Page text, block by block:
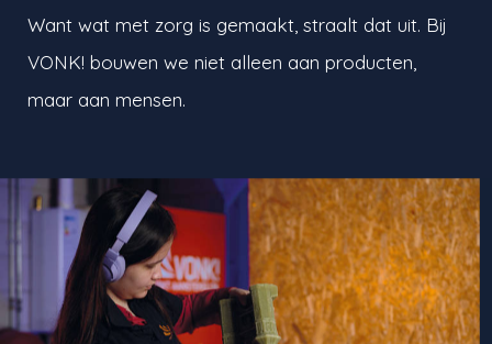
Want wat met zorg is gemaakt, straalt dat uit. Bij
VONK! bouwen we niet alleen aan producten,
maar aan mensen.